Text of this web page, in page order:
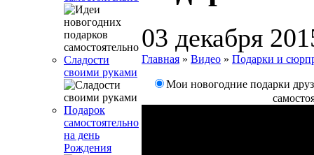
Сладости
своими руками
Подарок
самостоятельно
на день
Рождения
03 декабря
Главная » Видео » Подарки и
Мои новогодние подарки